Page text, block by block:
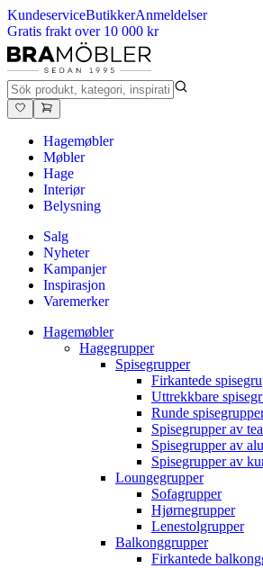
KundeserviceButikkerAnmeldelser
Gratis frakt over 10 000 kr
Hagemøbler
Møbler
Hage
Interiør
Belysning
Salg
Nyheter
Kampanjer
Inspirasjon
Varemerker
Hagemøbler
Hagegrupper
Spisegrupper
Firkantede
Uttrekkbare
Runde
Spisegrupper av
Spisegrupper av
Spisegrupper av
Loungegrupper
Sofagrupper
Hjørnegrupper
Lenestolgrupper
Balkonggrupper
Firkantede